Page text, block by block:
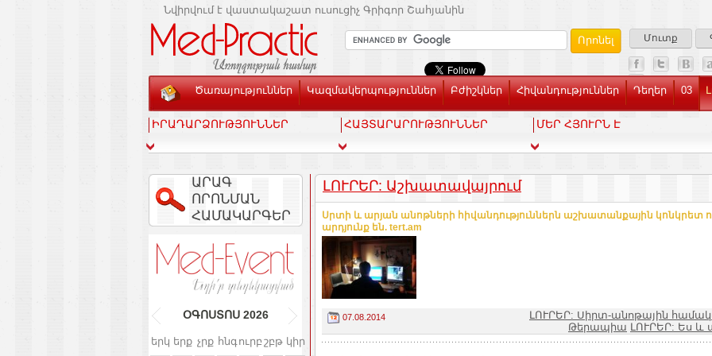
Մուտք
Նվիրվում է վաստակաշատ ուսուցիչ Գրիգոր Շահյանին
Ծառայություններ Կազմակերպություններ Բժիշկներ Հիվանդություններ Դեղեր 03
ԻՐԱԴԱՐՁՈՒԹՅՈՒՆՆԵՐ ՀԱՅՏԱՐԱՐՈՒԹՅՈՒՆՆԵՐ ՄԵՐ ՀՅՈՒՐՆ Է
ԱՐԱԳ
ՈՐՈՆՄԱՆ
ՀԱՄԱԿԱՐԳԵՐ
ՕԳՈՍՏՈՍ 2026
երկ երք չրք հնգուրբ շբթ կիր
ԼՈՒՐԵՐ: Աշխատավայրում
Սրտի և արյան անոթների հիվանդություններն աշխատանքային կոնկրետ
արդյունք են. tert.am
07.08.2014 ԼՈՒՐԵՐ: Սիրտ-անոթային
Թերապիա ԼՈՒՐԵՐ: Ես